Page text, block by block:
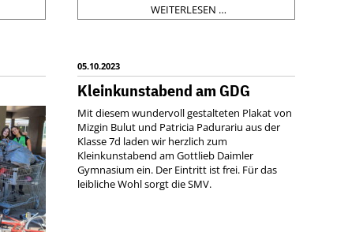
WEITERLESEN …PRAKTIKUMSWOCHE
STUTTGART
05.10.2023
Kleinkunstabend am GDG
Mit diesem wundervoll gestalteten Plakat von
Mizgin Bulut und Patricia Padurariu aus der
Klasse 7d laden wir herzlich zum
Kleinkunstabend am Gottlieb Daimler
Gymnasium ein. Der Eintritt ist frei. Für das
leibliche Wohl sorgt die SMV.